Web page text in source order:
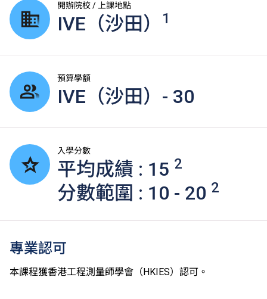
開辦院校 / 上課地點
IVE（沙田） 1
預算學額
IVE（沙田）- 30
入學分數
平均成績 : 15 2
分數範圍 : 10 - 20 2
專業認可
本課程獲香港工程測量師學會（HKIES）認可。